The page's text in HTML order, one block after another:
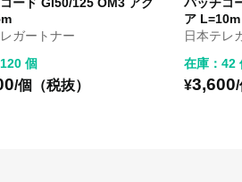
ード GI50/125 OM3 アク
ガートナー
個
/個（税抜）
パッチコ
ア L=10m
日本テレ
在庫：42
¥3,600/